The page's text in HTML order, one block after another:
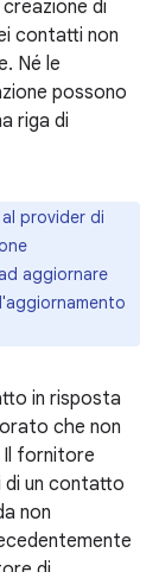
di
contatti non
Né le
possono
riga di
provider di
aggiornare
in risposta
che non
Il fornitore
di un contatto
non